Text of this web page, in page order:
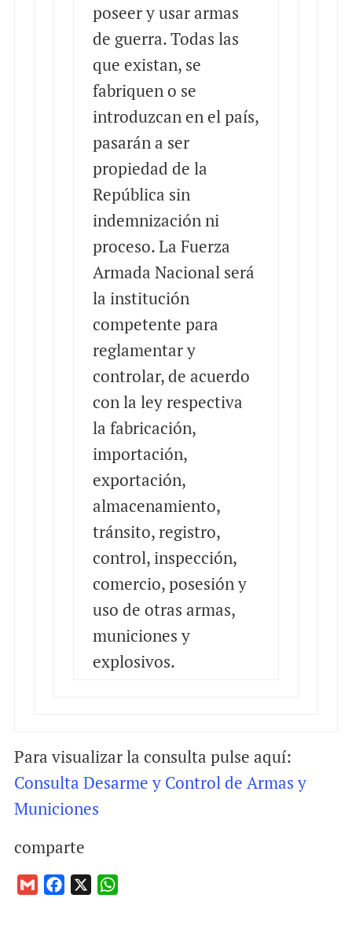
poseer y usar armas
de guerra. Todas las
que existan, se
fabriquen o se
introduzcan en el país,
pasarán a ser
propiedad de la
República sin
indemnización ni
proceso. La Fuerza
Armada Nacional será
la institución
competente para
reglamentar y
controlar, de acuerdo
con la ley respectiva
la fabricación,
importación,
exportación,
almacenamiento,
tránsito, registro,
control, inspección,
comercio, posesión y
uso de otras armas,
municiones y
explosivos.
Para visualizar la consulta pulse aquí:
Consulta Desarme y Control de Armas y
Municiones
comparte